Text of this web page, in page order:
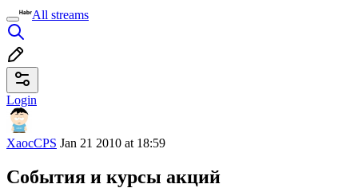
All streams
Login
XaocCPS Jan 21 2010 at 18:59
События и курсы акций